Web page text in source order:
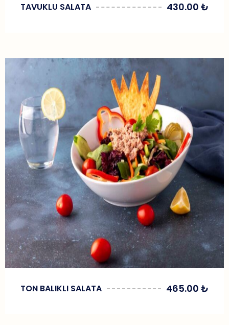
TAVUKLU SALATA 430.00 ₺
TON BALIKLI SALATA 465.00 ₺